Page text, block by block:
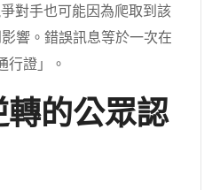
對手也可能因為爬取到該
響。錯誤訊息等於一次在
行證」。
的公眾認